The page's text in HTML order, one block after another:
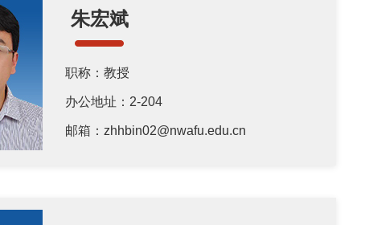
朱宏斌
职称：教授
办公地址：2-204
邮箱：zhhbin02@nwafu.edu.cn